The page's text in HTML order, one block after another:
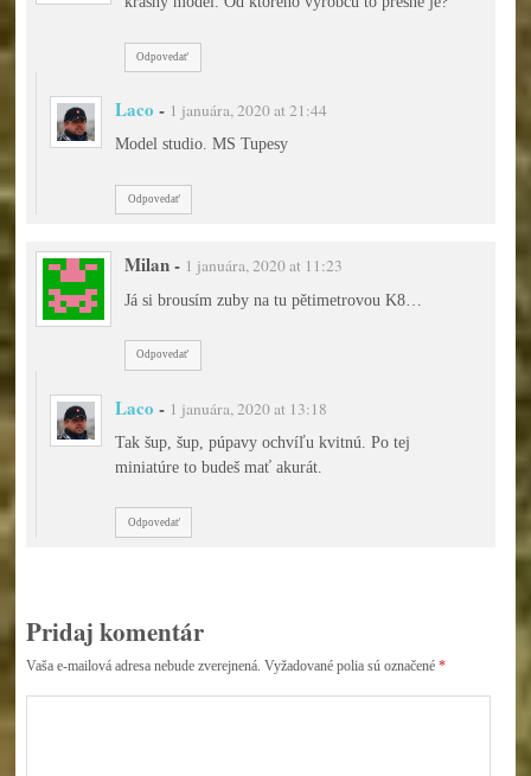
Odpovedať
Laco - 1 januára, 2020 at 21:44
Model studio. MS Tupesy
Odpovedať
Milan- 1 januára, 2020 at 11:23
Já si brousím zuby na tu pětimetrovou K8…
Odpovedať
Laco - 1 januára, 2020 at 13:18
Tak šup, šup, púpavy ochvíľu kvitnú. Po tej
miniatúre to budeš mať akurát.
Odpovedať
Pridaj komentár
Vaša e-mailová adresa nebude zverejnená. Vyžadované polia sú označené *